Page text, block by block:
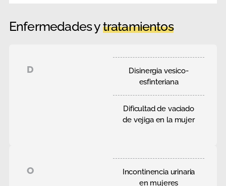
Enfermedades ytratamientos
D
Disinergia vesico-
esfinteriana
Dificultad de vaciado
de vejiga en la mujer
O
Incontinencia urinaria
en mujeres